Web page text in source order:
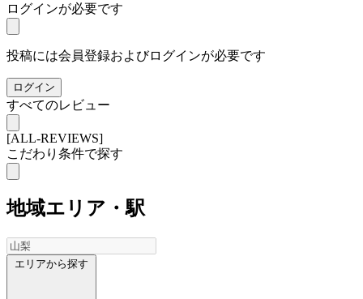
ログインが必要です
投稿には会員登録およびログインが必要です
ログイン
すべてのレビュー
[ALL-REVIEWS]
こだわり条件で探す
地域エリア・駅
エリアから探す